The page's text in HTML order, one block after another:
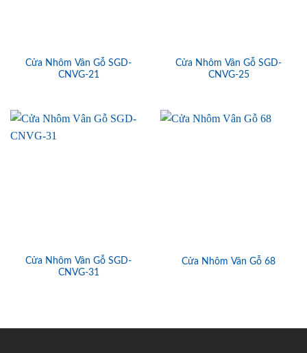
Cửa Nhôm Vân Gỗ SGD-
CNVG-21
Cửa Nhôm Vân Gỗ SGD-
CNVG-25
Cửa Nhôm Vân Gỗ SGD-
CNVG-31
Cửa Nhôm Vân Gỗ 68